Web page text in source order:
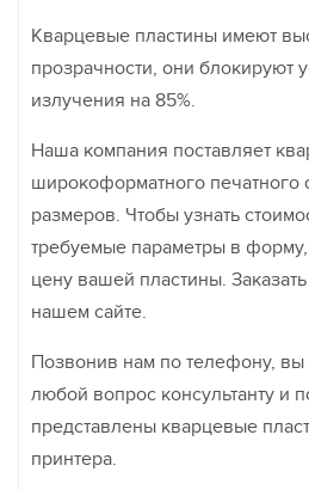
Кварцевые пластины имеют
прозрачности, они блокируют
излучения на 85%.
Наша компания поставляет
широкоформатного
размеров. Чтобы узнать
требуемые параметры в
цену вашей пластины.
нашем сайте.
Позвонив нам по телефону, вы
любой вопрос консультанту и
представлены кварцевые
принтера.